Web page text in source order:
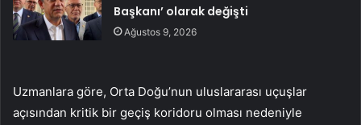
Başkanı’ olarak değişti
Ağustos 9, 2026
Uzmanlara göre, Orta Doğu’nun uluslararası uçuşlar
açısından kritik bir geçiş koridoru olması nedeniyle